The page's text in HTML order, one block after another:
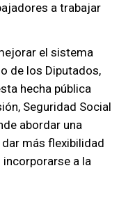
a trabajar
el sistema
de los Diputados,
hecha pública
Seguridad Social
abordar una
más flexibilidad
a la